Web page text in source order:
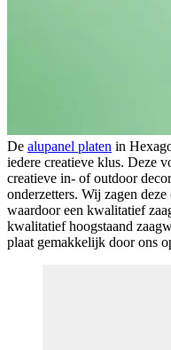
De alupanel platen in
iedere creatieve klus. Deze
creatieve in- of outdoor
onderzetters. Wij zagen
waardoor een kwalitatief
kwalitatief hoogstaand
plaat gemakkelijk door ons